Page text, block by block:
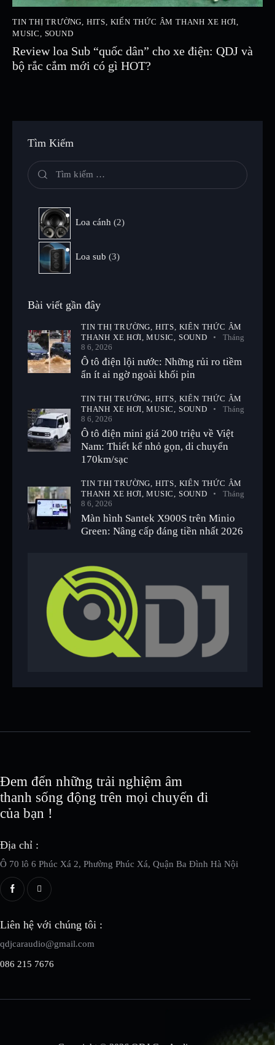
TIN THỊ TRƯỜNG, HITS, KIẾN THỨC ÂM THANH XE HƠI,
MUSIC, SOUND
Review loa Sub “quốc dân” cho xe điện: QDJ và
bộ rắc cắm mới có gì HOT?
Tìm Kiếm
Loa cánh 2
Loa sub 3
Bài viết gần đây
TIN THỊ TRƯỜNG, HITS, KIẾN THỨC ÂM
THANH XE HƠI,MUSIC, SOUND
Tháng
8 6, 2026
Ô tô điện lội nước: Những rủi ro tiềm
ẩn ít ai ngờ ngoài khối pin
TIN THỊ TRƯỜNG, HITS, KIẾN THỨC ÂM
THANH XE HƠI,MUSIC, SOUND
Tháng
8 6, 2026
Ô tô điện mini giá 200 triệu về Việt
Nam: Thiết kế nhỏ gọn, di chuyển
170km/sạc
TIN THỊ TRƯỜNG, HITS, KIẾN THỨC ÂM
THANH XE HƠI,MUSIC, SOUND
Tháng
8 6, 2026
Màn hình Santek X900S trên Minio
Green: Nâng cấp đáng tiền nhất 2026
Đem đến những trải nghiệm âm
thanh sống động trên mọi chuyến đi
của bạn !
Địa chỉ :
Ô 70 lô 6 Phúc Xá 2, Phường Phúc Xá, Quận Ba Đình Hà Nội
Liên hệ với chúng tôi :
qdjcaraudio@gmail.com
086 215 7676